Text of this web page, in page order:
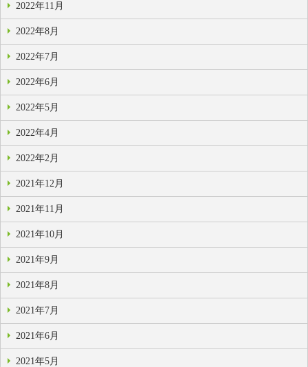
2022年11月
2022年8月
2022年7月
2022年6月
2022年5月
2022年4月
2022年2月
2021年12月
2021年11月
2021年10月
2021年9月
2021年8月
2021年7月
2021年6月
2021年5月